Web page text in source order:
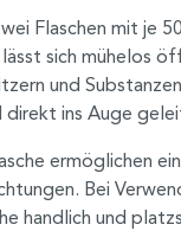
Flaschen mit je
sich mühelos
und
ins Auge
ermöglichen
Bei
handlich und